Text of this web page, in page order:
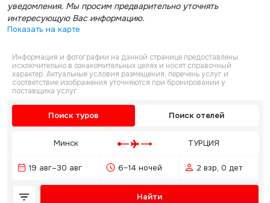
уведомления. Мы просим предварительно уточнять
интересующую Вас информацию.
Показать на карте
Информация и фотографии на данной странице предоставлены
исключительно в ознакомительных целях и носят справочный
характер. Актуальные условия размещения, перечень услуг и
соответствие изображения уточняются при бронировании у
поставщика услуг.
Поиск туров Поиск отелей
Минск ТУРЦИЯ
19 авг–30 авг 6–14 ночей 2 взр, 0 дет
Найти